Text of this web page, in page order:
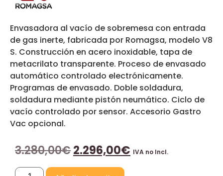
Envasadora al vacío de sobremesa con entrada
de gas inerte, fabricada por Romagsa, modelo V8
S. Construcción en acero inoxidable, tapa de
metacrilato transparente. Proceso de envasado
automático controlado electrónicamente.
Programas de envasado. Doble soldadura,
soldadura mediante pistón neumático. Ciclo de
vacío controlado por sensor. Accesorio Gastro
Vac opcional.
3.280,00€2.296,00€ IVA no Incl.